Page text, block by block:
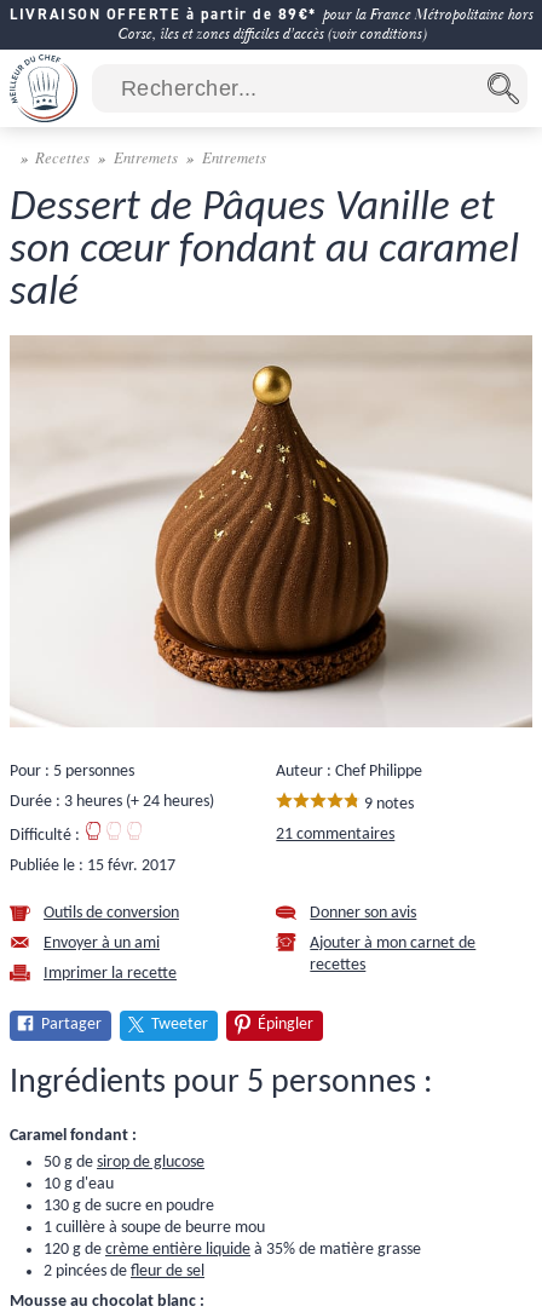
LIVRAISON OFFERTE à partir de 89€* pour la France Métropolitaine hors
Corse, îles et zones difficiles d'accès (voir conditions)
Recettes Entremets Entremets
Dessert de Pâques Vanille et
son cœur fondant au caramel
salé
Pour : 5 personnes
Durée : 3 heures (+ 24 heures)
Difficulté :
Publiée le : 15 févr. 2017
Auteur : Chef Philippe
9 notes
21 commentaires
Outils de conversion
Envoyer à un ami
Imprimer la recette
Donner son avis
Ajouter à mon carnet de
recettes
Partager Tweeter Épingler
Ingrédients pour 5 personnes :
Caramel fondant :
50 g de sirop de glucose
10 g d'eau
130 g de sucre en poudre
1 cuillère à soupe de beurre mou
120 g de crème entière liquide à 35% de matière grasse
2 pincées de fleur de sel
Mousse au chocolat blanc :